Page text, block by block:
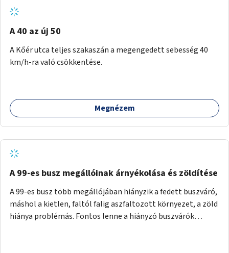
A 40 az új 50
A Kőér utca teljes szakaszán a megengedett sebesség 40
km/h-ra való csökkentése.
Megnézem
A 99-es busz megállóinak árnyékolása és zöldítése
A 99-es busz több megállójában hiányzik a fedett buszváró,
máshol a kietlen, faltól falig aszfaltozott környezet, a zöld
hiánya problémás. Fontos lenne a hiányzó buszvárók